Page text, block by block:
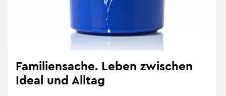
Fa­mi­li­en­sa­che. Leben zwi­schen
Ideal und All­tag